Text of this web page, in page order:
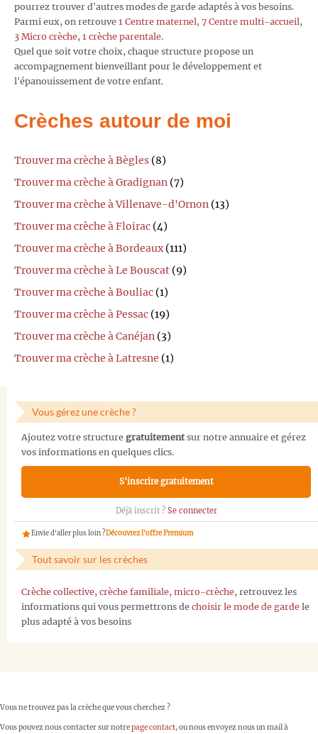
pourrez trouver d'autres modes de garde adaptés à vos besoins.
Parmi eux, on retrouve 1 Centre maternel, 7 Centre multi-accueil,
3 Micro crèche, 1 crèche parentale.
Quel que soit votre choix, chaque structure propose un
accompagnement bienveillant pour le développement et
l'épanouissement de votre enfant.
Crèches autour de moi
Trouver ma crèche à Bègles (8)
Trouver ma crèche à Gradignan (7)
Trouver ma crèche à Villenave-d'Ornon (13)
Trouver ma crèche à Floirac (4)
Trouver ma crèche à Bordeaux(111)
Trouver ma crèche à Le Bouscat (9)
Trouver ma crèche à Bouliac (1)
Trouver ma crèche à Pessac (19)
Trouver ma crèche à Canéjan (3)
Trouver ma crèche à Latresne (1)
Vous gérez une crèche ?
Ajoutez votre structure gratuitementsur notre annuaire et gérez
vos informations en quelques clics.
S'inscrire gratuitement
Déjà inscrit ? Se connecter
Envie d'aller plus loin ?Découvrez l'offre Premium
Tout savoir sur les crèches
Crèche collective, crèche familiale, micro-crèche, retrouvez les
informations qui vous permettrons de choisir le mode de garde le
plus adapté à vos besoins
Vous ne trouvez pas la crèche que vous cherchez ?
Vous pouvez nous contacter sur notrepage contact, ou nous envoyez nous un mail à